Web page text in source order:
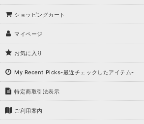
ショッピングカート
マイページ
お気に入り
My Recent Picks-最近チェックしたアイテム-
特定商取引法表示
ご利用案内